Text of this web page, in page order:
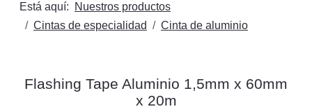
Está aquí:
Nuestros productos
Cintas de especialidad
Cinta de aluminio
Flashing Tape Aluminio 1,5mm x 60mm
x 20m